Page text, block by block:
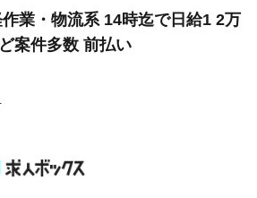
業・物流系 14時迄で日給1 2万
案件多数 前払い